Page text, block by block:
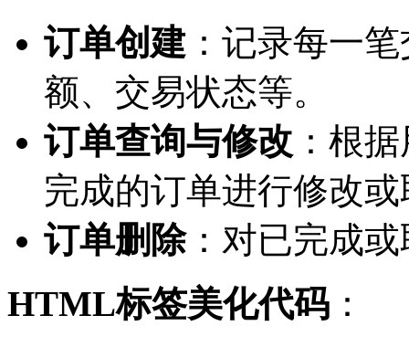
订单创建 ：记录每一
额、交易状态等。
订单查询与修改 ：根
完成的订单进行修改
订单删除：对已完成
HTML标签美化代码 ：